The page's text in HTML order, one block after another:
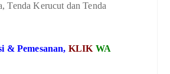
Tenda Kerucut dan Tenda
& Pemesanan, KLIK WA